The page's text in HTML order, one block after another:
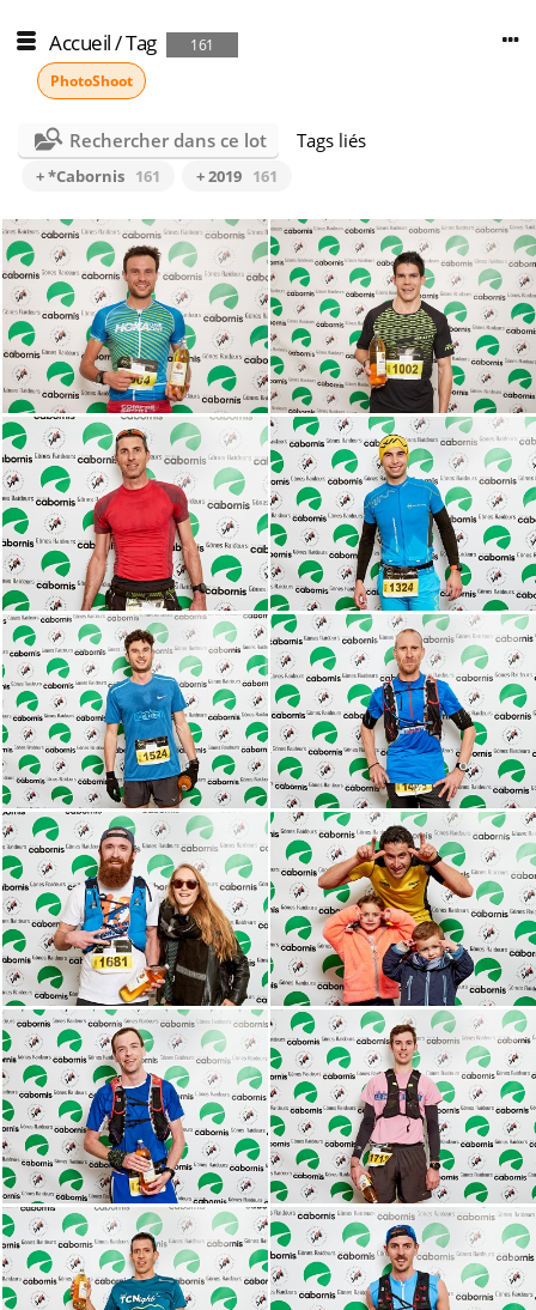
Accueil/Tag
161
PhotoShoot
Rechercher dans ce lot Tags liés
+ *Cabornis 161 + 2019 161